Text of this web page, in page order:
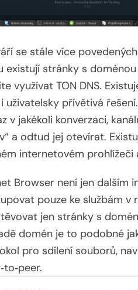
se stále více
existují stránky s doménou
využívat TON DNS.
uživatelsky přívětivá
v jakékoli konverzaci,
a odtud jej otevírat.
internetovém
Browser není jen dalším
pouze ke službám v
jen stránky s
domén je to podobné
pro sdílení souborů,